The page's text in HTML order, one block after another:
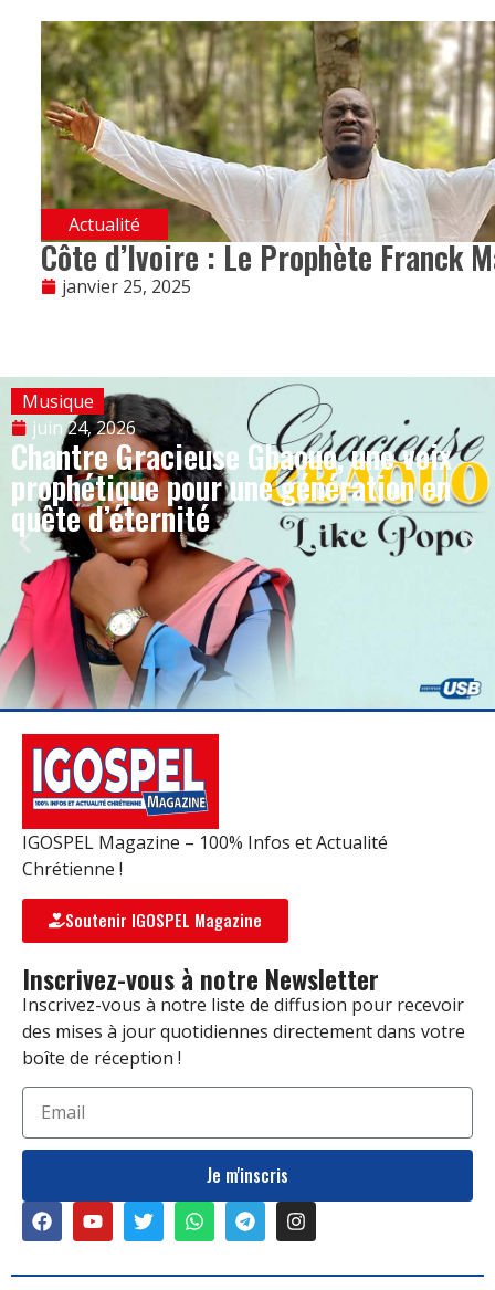
Actualité
Côte d’Ivoire : Le Prophète Franck
janvier 25, 2025
Musique
juin 24, 2026
Chantre Gracieuse Gbaouo, une voix
prophétique pour une génération en
quête d’éternité
IGOSPEL Magazine – 100% Infos et Actualité
Chrétienne !
Soutenir IGOSPEL Magazine
Inscrivez-vous à notre Newsletter
Inscrivez-vous à notre liste de diffusion pour recevoir
des mises à jour quotidiennes directement dans votre
boîte de réception !
Je m'inscris